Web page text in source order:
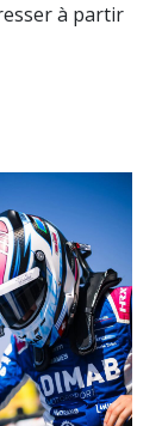
à partir